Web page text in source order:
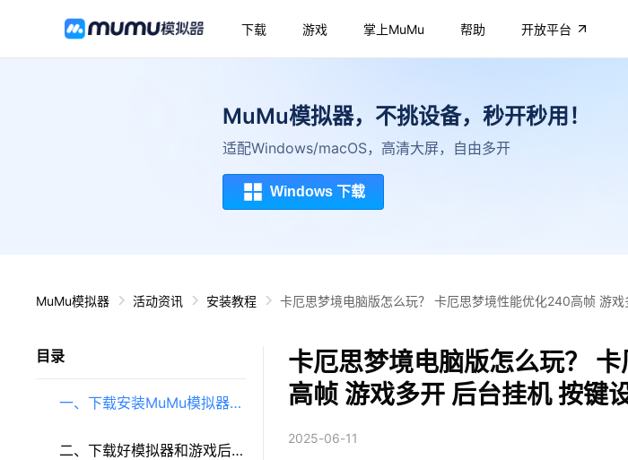
下载 游戏 掌上MuMu 帮助 开放平台
MuMu模拟器，不挑设备，秒开秒用！
适配Windows/macOS，高清大屏，自由多开
Windows 下载
MuMu模拟器 活动资讯 安装教程 卡厄思梦境电脑版怎么玩？ 卡厄思梦境性能优化240高帧 游
目录
一、下载安装MuMu模拟器和
《卡厄思梦境》
二、下载好模拟器和游戏后
卡厄思梦境电脑版怎么玩？
高帧 游戏多开 后台挂机 按键
2025-06-11